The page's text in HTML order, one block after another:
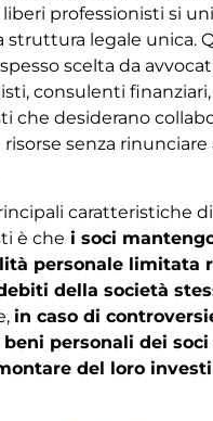
professionisti si
struttura legale unica.
scelta da
consulenti
che desiderano
senza rinunciare
caratteristiche
è che i soci
personale limitata
della società
in caso di
personali dei
del loro